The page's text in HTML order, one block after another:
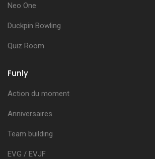
Neo One
Duckpin Bowling
Quiz Room
Funly
Action du moment
Anniversaires
Team building
EVG / EVJF